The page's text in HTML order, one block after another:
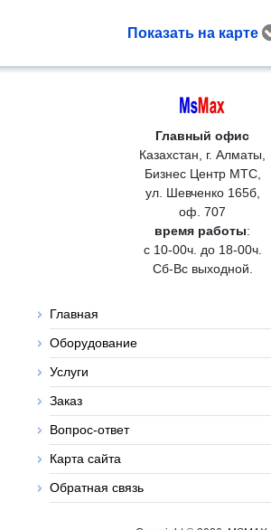
Показать на карте
Главный офис
Казахстан, г. Алматы,
Бизнес Центр МТС,
ул. Шевченко 165б,
оф. 707
время работы:
с 10-00ч. до 18-00ч.
Сб-Вс выходной.
Главная
Оборудование
Услуги
Заказ
Вопрос-ответ
Карта сайта
Обратная связь